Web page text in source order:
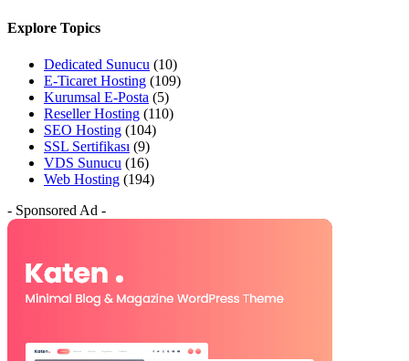
Explore Topics
Dedicated Sunucu (10)
E-Ticaret Hosting (109)
Kurumsal E-Posta (5)
Reseller Hosting (110)
SEO Hosting (104)
SSL Sertifikası (9)
VDS Sunucu (16)
Web Hosting (194)
- Sponsored Ad -